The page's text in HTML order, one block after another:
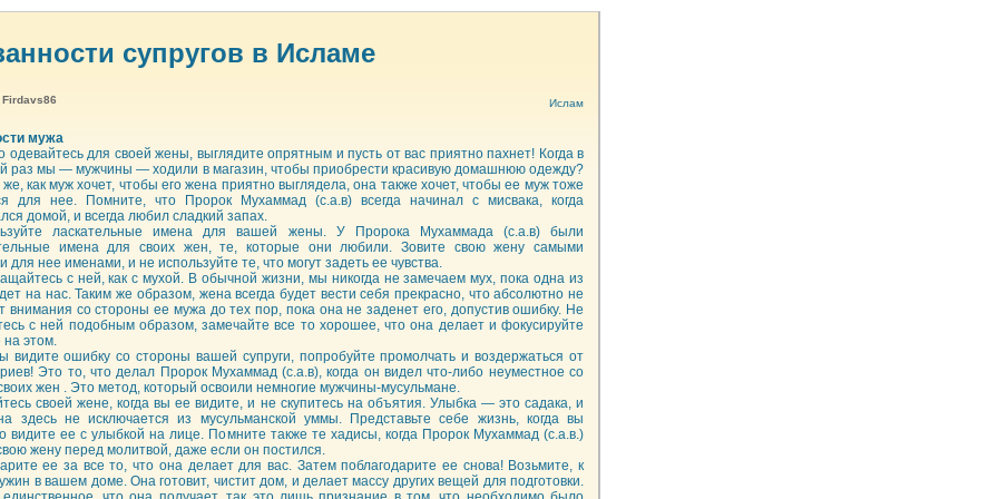
супругов в Исламе
Firdavs86 Ислам
мужа
одевайтесь для своей жены, выглядите опрятным и пусть от вас приятно пахнет! Когда в
раз мы — мужчины — ходили в магазин, чтобы приобрести красивую домашнюю одежду?
же, как муж хочет, чтобы его жена приятно выглядела, она также хочет, чтобы ее муж тоже
для нее. Помните, что Пророк Мухаммад (с.а.в) всегда начинал с мисвака, когда
домой, и всегда любил сладкий запах.
ласкательные имена для вашей жены. У Пророка Мухаммада (с.а.в) были
имена для своих жен, те, которые они любили. Зовите свою жену самыми
нее именами, и не используйте те, что могут задеть ее чувства.
с ней, как с мухой. В обычной жизни, мы никогда не замечаем мух, пока одна из
на нас. Таким же образом, жена всегда будет вести себя прекрасно, что абсолютно не
внимания со стороны ее мужа до тех пор, пока она не заденет его, допустив ошибку. Не
с ней подобным образом, замечайте все то хорошее, что она делает и фокусируйте
на этом.
видите ошибку со стороны вашей супруги, попробуйте промолчать и воздержаться от
Это то, что делал Пророк Мухаммад (с.а.в), когда он видел что-либо неуместное со
жен . Это метод, который освоили немногие мужчины-мусульмане.
своей жене, когда вы ее видите, и не скупитесь на объятия. Улыбка — это садака, и
здесь не исключается из мусульманской уммы. Представьте себе жизнь, когда вы
видите ее с улыбкой на лице. Помните также те хадисы, когда Пророк Мухаммад (с.а.в.)
жену перед молитвой, даже если он постился.
ее за все то, что она делает для вас. Затем поблагодарите ее снова! Возьмите, к
в вашем доме. Она готовит, чистит дом, и делает массу других вещей для подготовки.